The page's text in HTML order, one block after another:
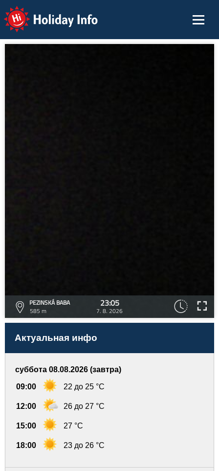
Holiday Info
PEZINSKÁ BABA
585 m
23:05
7. 8. 2026
Актуальная инфо
суббота 08.08.2026 (завтра)
09:00 22 до 25 °C
12:00 26 до 27 °C
15:00 27 °C
18:00 23 до 26 °C